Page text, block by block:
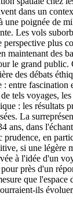
dans un
une poignée de
Les vols
plus
maintenant des
le grand public.
des débats
: entre fascination
tels voyages,
: les résultats
La
ans, dans
prudence, en
si une légère
à l'idée d'un
près d'un
que l'espace
ils